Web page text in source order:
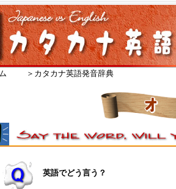
＞カタカナ英語発音辞典
英語でどう言う？